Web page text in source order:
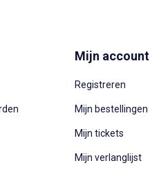
Mijn account
Registreren
Mijn bestellingen
Mijn tickets
Mijn verlanglijst